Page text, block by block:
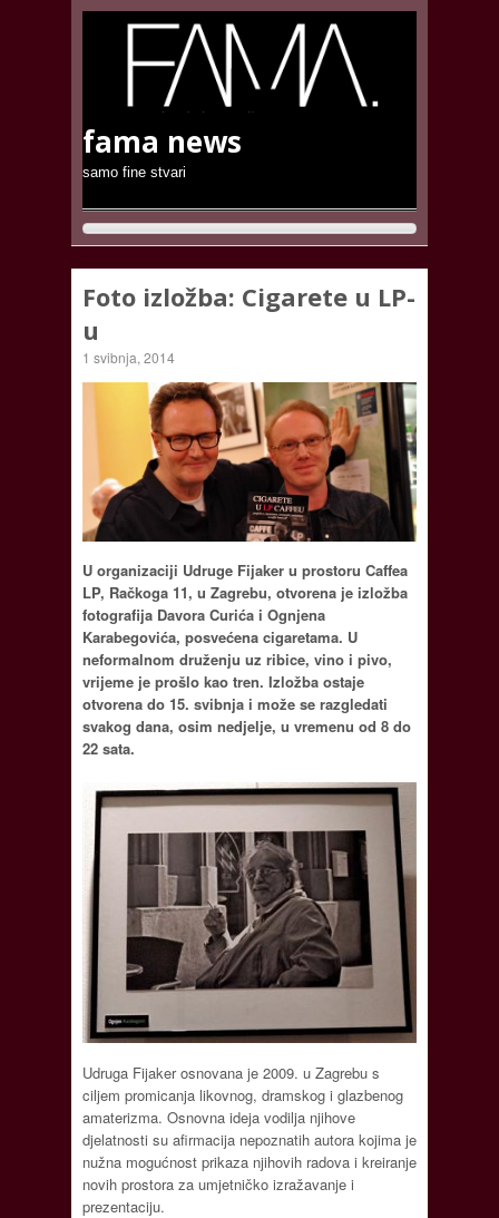
fama news
samo fine stvari
Foto izložba: Cigarete u LP-
u
1 svibnja, 2014
U organizaciji Udruge Fijaker u prostoru Caffea
LP, Račkoga 11, u Zagrebu, otvorena je izložba
fotografija Davora Curića i Ognjena
Karabegovića, posvećena cigaretama. U
neformalnom druženju uz ribice, vino i pivo,
vrijeme je prošlo kao tren. Izložba ostaje
otvorena do 15. svibnja i može se razgledati
svakog dana, osim nedjelje, u vremenu od 8 do
22 sata.
Udruga Fijaker osnovana je 2009. u Zagrebu s
ciljem promicanja likovnog, dramskog i glazbenog
amaterizma. Osnovna ideja vodilja njihove
djelatnosti su afirmacija nepoznatih autora kojima je
nužna mogućnost prikaza njihovih radova i kreiranje
novih prostora za umjetničko izražavanje i
prezentaciju.